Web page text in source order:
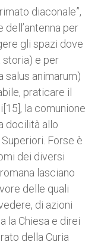
diaconale”,
dell’antenna per
gli spazi dove
storia) e per
salus animarum)
praticare il
la comunione
docilità allo
Forse è
dei diversi
lasciano
delle quali
di azioni
la Chiesa e direi
della Curia